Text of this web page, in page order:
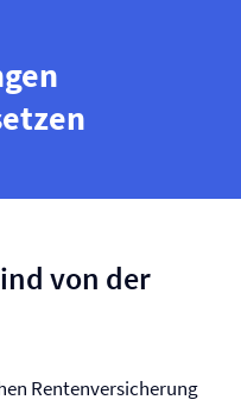
von der
Renten­versicherung